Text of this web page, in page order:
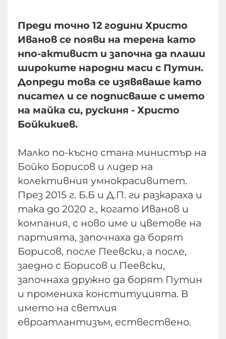
Преди точно 12 години Христо
Иванов се появи на терена като
нпо-активист и започна да плаши
широките народни маси с Путин.
Допреди това се изявяваше като
писател и се подписваше с името
на майка си, рускиня - Христо
Бойкикиев.
Малко по-късно стана министър на
Бойко Борисов и лидер на
колективния умнокрасивитет.
През 2015 г. Б.Б и Д.П. ги разкараха и
така до 2020 г., когато Иванов и
компания, с ново име и цветове на
партията, започнаха да борят
Борисов, после Пеевски, а после,
заедно с Борисов и Пеевски,
започнаха дружно да борят Путин
и промениха конституцията. В
името на светлия
евроатлантизъм, ествествено.